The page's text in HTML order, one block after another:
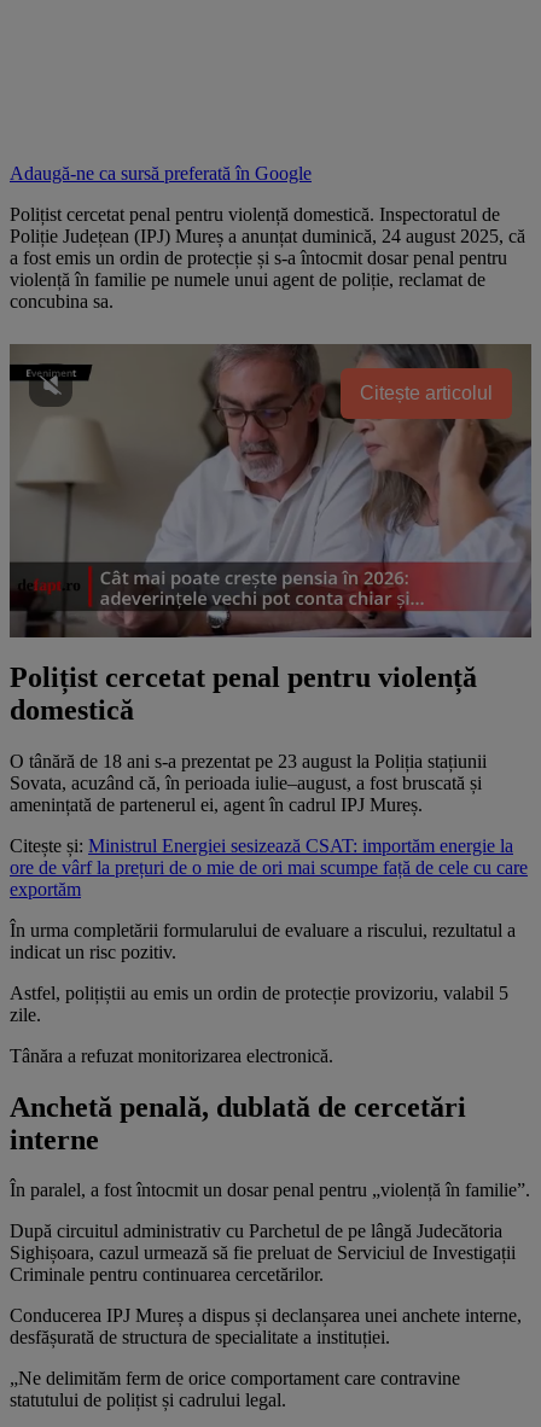
Adaugă-ne ca sursă preferată în Google
Polițist cercetat penal pentru violență domestică. Inspectoratul de
Poliție Județean (IPJ) Mureș a anunțat duminică, 24 august 2025, că
a fost emis un ordin de protecție și s-a întocmit dosar penal pentru
violență în familie pe numele unui agent de poliție, reclamat de
concubina sa.
Citește articolul
Polițist cercetat penal pentru violență
domestică
O tânără de 18 ani s-a prezentat pe 23 august la Poliția stațiunii
Sovata, acuzând că, în perioada iulie–august, a fost bruscată și
amenințată de partenerul ei, agent în cadrul IPJ Mureș.
Citește și: Ministrul Energiei sesizează CSAT: importăm energie la
ore de vârf la prețuri de o mie de ori mai scumpe față de cele cu care
exportăm
În urma completării formularului de evaluare a riscului, rezultatul a
indicat un risc pozitiv.
Astfel, polițiștii au emis un ordin de protecție provizoriu, valabil 5
zile.
Tânăra a refuzat monitorizarea electronică.
Anchetă penală, dublată de cercetări
interne
În paralel, a fost întocmit un dosar penal pentru „violență în familie”.
După circuitul administrativ cu Parchetul de pe lângă Judecătoria
Sighișoara, cazul urmează să fie preluat de Serviciul de Investigații
Criminale pentru continuarea cercetărilor.
Conducerea IPJ Mureș a dispus și declanșarea unei anchete interne,
desfășurată de structura de specialitate a instituției.
„Ne delimităm ferm de orice comportament care contravine
statutului de polițist și cadrului legal.